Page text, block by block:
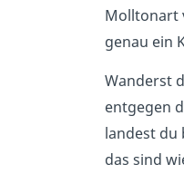
Molltonart
genau ein
Wanderst
entgegen
landest du
das sind